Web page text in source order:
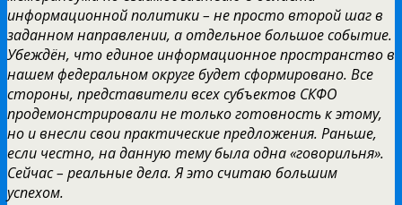
информационной политики – не просто второй шаг в
заданном направлении, а отдельное большое событие.
Убеждён, что единое информационное пространство в
нашем федеральном округе будет сформировано. Все
стороны, представители всех субъектов СКФО
продемонстрировали не только готовность к этому,
но и внесли свои практические предложения. Раньше,
если честно, на данную тему была одна «говорильня».
Сейчас – реальные дела. Я это считаю большим
успехом.